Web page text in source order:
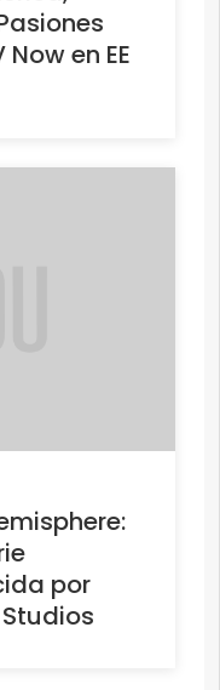
en EE
por